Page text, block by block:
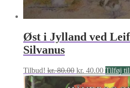
Øst i Jylland ved Leif
Silvanus
Tilbud! kr.80.00 Den
oprindelige
kr. 40.00Den
aktuelle
Tilføj